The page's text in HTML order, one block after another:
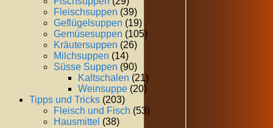
Fleischsuppen (39)
Geflügelsuppen (19)
Gemüsesuppen (105)
Kräutersuppen (26)
Milchsuppen (14)
Süsse Suppen (90)
Kaltschalen (21)
Weinsuppe (20)
Tipps und Tricks (203)
Fleisch und Fisch (53)
Hausmittel (38)